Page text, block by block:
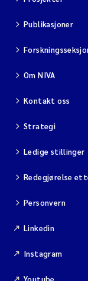
Publikasjoner
Om NIVA
Kontakt oss
Strategi
Ledige stillinger
Redegjørelse
Personvern
Linkedin
Instagram
Youtube